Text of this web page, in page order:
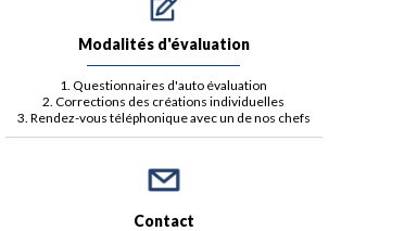
Modalités d'évaluation
1. Questionnaires d'auto évaluation
2. Corrections des créations individuelles
3. Rendez-vous téléphonique avec un de nos chefs
Contact